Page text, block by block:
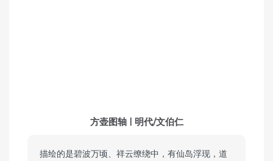
方壶图轴 | 明代/文伯仁
描绘的是碧波万顷、祥云缭绕中，有仙岛浮现，道